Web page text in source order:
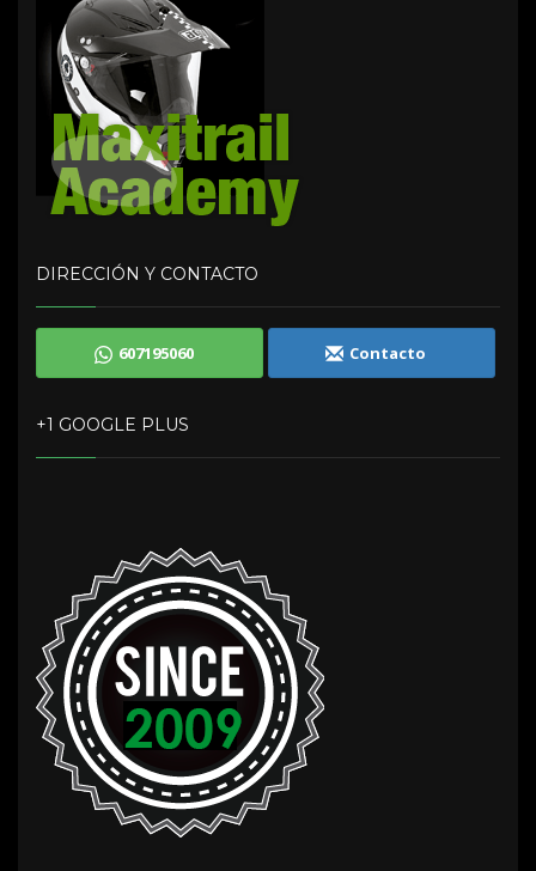
DIRECCIÓN Y CONTACTO
607195060 Contacto
+1 GOOGLE PLUS